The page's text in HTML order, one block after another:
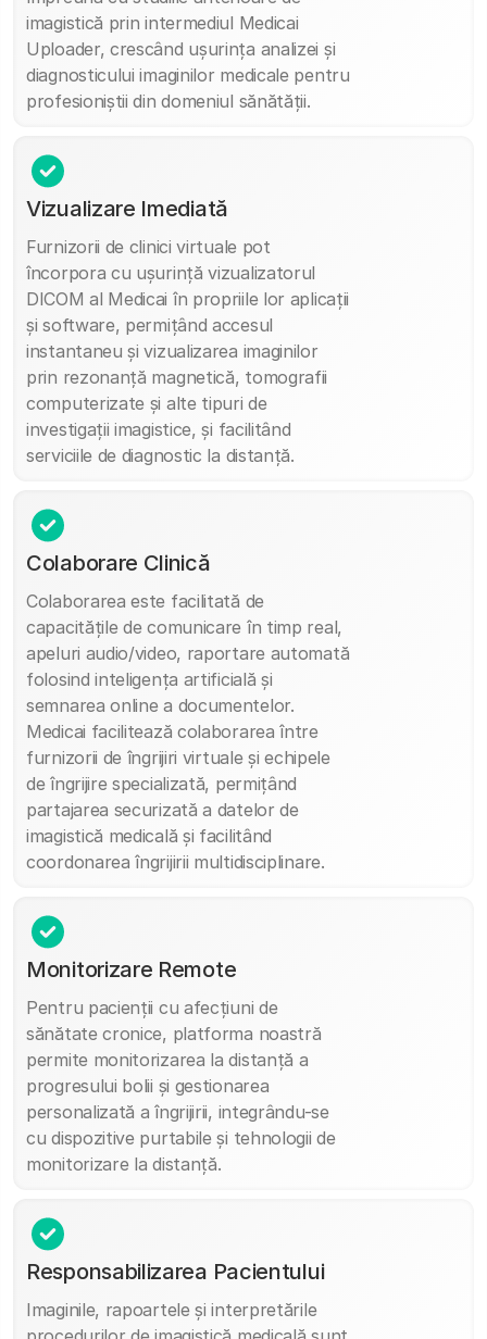
imagistică prin intermediul Medicai
Uploader, crescând ușurința analizei și
diagnosticului imaginilor medicale pentru
profesioniștii din domeniul sănătății.
Vizualizare Imediată
Furnizorii de clinici virtuale pot
încorpora cu ușurință vizualizatorul
DICOM al Medicai în propriile lor aplicații
și software, permițând accesul
instantaneu și vizualizarea imaginilor
prin rezonanță magnetică, tomografii
computerizate și alte tipuri de
investigații imagistice, și facilitând
serviciile de diagnostic la distanță.
Colaborare Clinică
Colaborarea este facilitată de
capacitățile de comunicare în timp real,
apeluri audio/video, raportare automată
folosind inteligența artificială și
semnarea online a documentelor.
Medicai facilitează colaborarea între
furnizorii de îngrijiri virtuale și echipele
de îngrijire specializată, permițând
partajarea securizată a datelor de
imagistică medicală și facilitând
coordonarea îngrijirii multidisciplinare.
Monitorizare Remote
Pentru pacienții cu afecțiuni de
sănătate cronice, platforma noastră
permite monitorizarea la distanță a
progresului bolii și gestionarea
personalizată a îngrijirii, integrându-se
cu dispozitive purtabile și tehnologii de
monitorizare la distanță.
Responsabilizarea Pacientului
Imaginile, rapoartele și interpretările